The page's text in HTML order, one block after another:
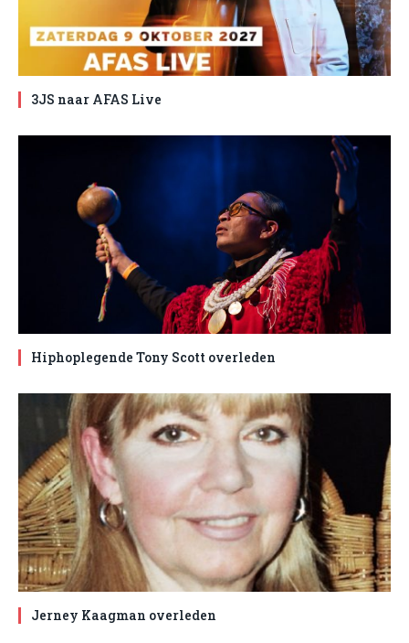
3JS naar AFAS Live
Hiphoplegende Tony Scott overleden
Jerney Kaagman overleden